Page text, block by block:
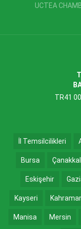
UCTEA
TR41
İl Temsilcilikleri
Bursa
Eskişehir
Kayseri
Manisa Mersin